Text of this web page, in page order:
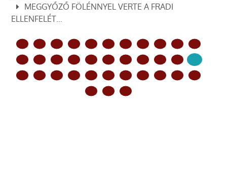
MEGGYŐZŐ FÖLÉNNYEL VERTE A FRADI
ELLENFELÉT…